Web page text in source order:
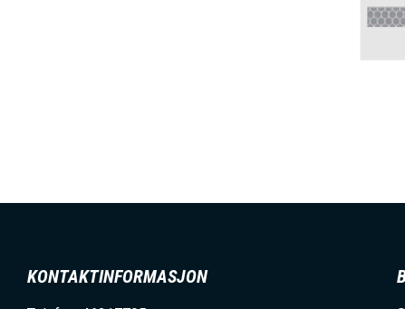
KONTAKTINFORMASJON